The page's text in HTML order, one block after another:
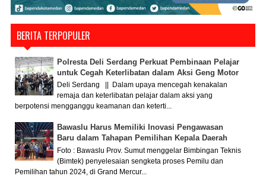
BERITA TERPOPULER
Polresta Deli Serdang Perkuat Pembinaan Pelajar
untuk Cegah Keterlibatan dalam Aksi Geng Motor
Deli Serdang || Dalam upaya mencegah kenakalan
remaja dan keterlibatan pelajar dalam aksi yang
berpotensi mengganggu keamanan dan keterti...
Bawaslu Harus Memiliki Inovasi Pengawasan
Baru dalam Tahapan Pemilihan Kepala Daerah
Foto : Bawaslu Prov. Sumut menggelar Bimbingan Teknis
(Bimtek) penyelesaian sengketa proses Pemilu dan
Pemilihan tahun 2024, di Grand Mercur...